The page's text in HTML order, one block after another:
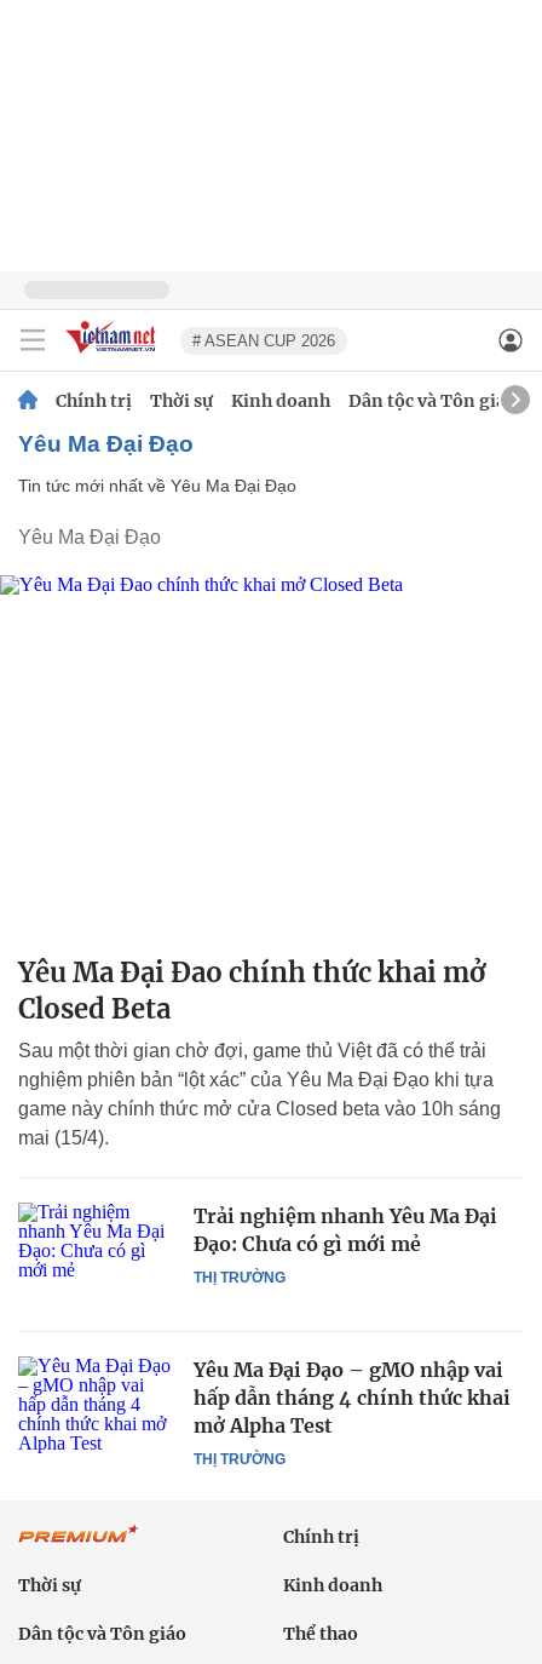
# ASEAN CUP 2026
Chính trị Thời sự Kinh doanh Dân tộc và Tôn giáo
Yêu Ma Đại Đạo
Tin tức mới nhất về Yêu Ma Đại Đạo
Yêu Ma Đại Đạo
Yêu Ma Đại Đao chính thức khai mở
Closed Beta
Sau một thời gian chờ đợi, game thủ Việt đã có thể trải
nghiệm phiên bản “lột xác” của Yêu Ma Đại Đạo khi tựa
game này chính thức mở cửa Closed beta vào 10h sáng
mai (15/4).
THỊ TRƯỜNG
Trải nghiệm nhanh Yêu Ma Đại
Đạo: Chưa có gì mới mẻ
THỊ TRƯỜNG
Yêu Ma Đại Đạo – gMO nhập vai
hấp dẫn tháng 4 chính thức khai
mở Alpha Test
Chính trị
Thời sự Kinh doanh
Dân tộc và Tôn giáo Thể thao